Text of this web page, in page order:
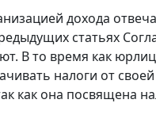
дохода
статьях
В то время как
налоги от
как она посвящена